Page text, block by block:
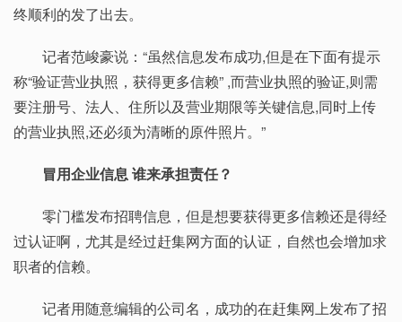
终顺利的发了出去。
记者范峻豪说：“虽然信息发布成功,但是在下面有提示
称“验证营业执照，获得更多信赖” ,而营业执照的验证,则需
要注册号、法人、住所以及营业期限等关键信息,同时上传
的营业执照,还必须为清晰的原件照片。”
冒用企业信息 谁来承担责任？
零门槛发布招聘信息，但是想要获得更多信赖还是得经
过认证啊，尤其是经过赶集网方面的认证，自然也会增加求
职者的信赖。
记者用随意编辑的公司名，成功的在赶集网上发布了招